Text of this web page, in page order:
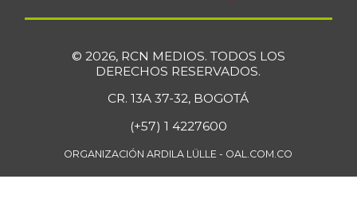
© 2026, RCN MEDIOS. TODOS LOS
DERECHOS RESERVADOS.
CR. 13A 37-32, BOGOTÁ
(+57) 1 4227600
ORGANIZACIÓN ARDILA LÜLLE - OAL.COM.CO